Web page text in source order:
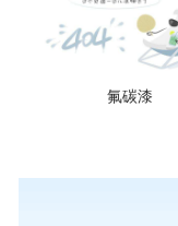
氟碳漆